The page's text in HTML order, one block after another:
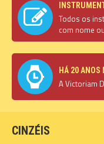
Todos os
com nome
HÁ 20 ANOS
A Victoriam
CINZÉIS